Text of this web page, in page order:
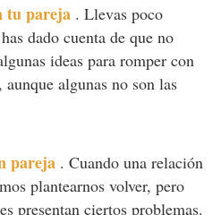
tu pareja . Llevas poco
dado cuenta de que no
ideas para romper con
algunas no son las
pareja . Cuando una relación
plantearnos volver, pero
presentan ciertos problemas.